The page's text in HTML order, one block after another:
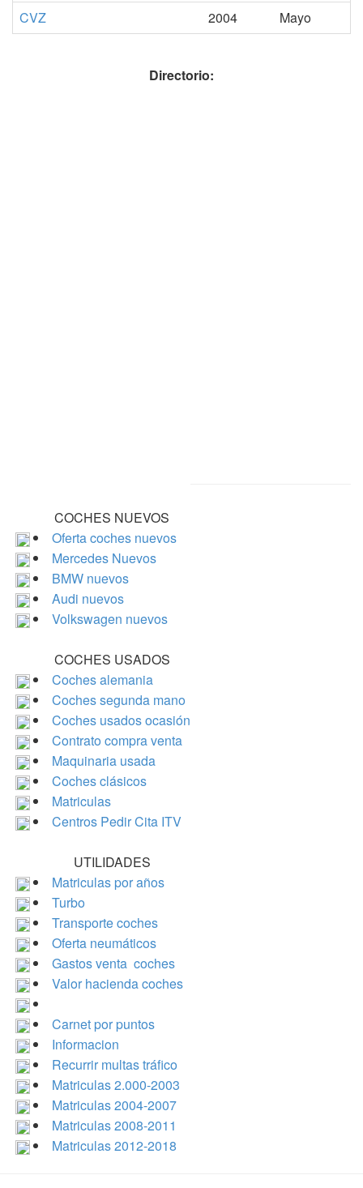
CVZ
2004 Mayo
Directorio:
COCHES NUEVOS
Oferta coches nuevos
Mercedes Nuevos
BMW nuevos
Audi nuevos
Volkswagen nuevos
COCHES USADOS
Coches alemania
Coches segunda mano
Coches usados ocasión
Contrato compra venta
Maquinaria usada
Coches clásicos
Matriculas
Centros Pedir Cita ITV
UTILIDADES
Matriculas por años
Turbo
Transporte coches
Oferta neumáticos
Gastos venta coches
Valor hacienda coches
Carnet por puntos
Informacion
Recurrir multas tráfico
Matriculas 2.000-2003
Matriculas 2004-2007
Matriculas 2008-2011
Matriculas 2012-2018